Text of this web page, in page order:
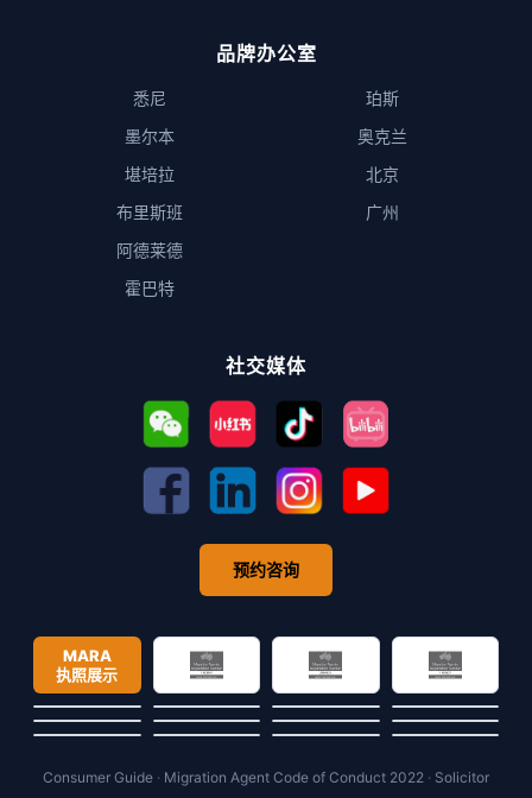
品牌办公室
悉尼
墨尔本
堪培拉
布里斯班
阿德莱德
霍巴特
珀斯
奥克兰
北京
广州
社交媒体
预约咨询
MARA
执照展示
Consumer Guide · Migration Agent Code of Conduct 2022 · Solicitor